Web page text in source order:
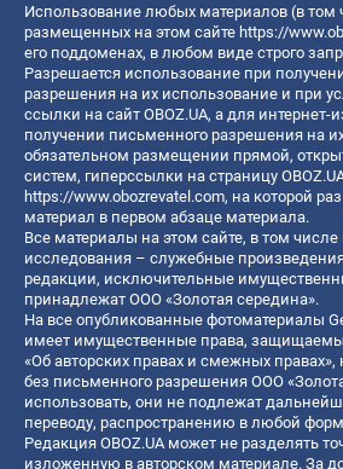
Использование любых материалов (в том
размещенных на этом сайте https://
его поддоменах, в любом виде строго
Разрешается использование при
разрешения на их использование и при
ссылки на сайт OBOZ.UA, а для интернет-
получении письменного разрешения на
обязательном размещении прямой,
систем, гиперссылки на страницу
https://www.obozrevatel.com, на которой
материал в первом абзаце материала.
Все материалы на этом сайте, в том числе
исследования – служебные
редакции, исключительные
принадлежат ООО «Золотая середина».
На все опубликованные фотоматериалы
имеет имущественные права,
«Об авторских правах и смежных правах»,
без письменного разрешения ООО
использовать, они не подлежат
переводу, распространению в любой
Редакция OBOZ.UA может не разделять
изложенную в авторском материале. За